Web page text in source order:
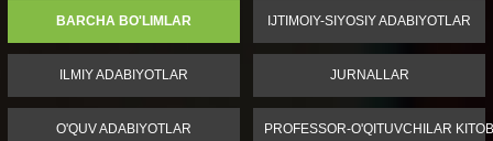
BARCHA BO'LIMLAR IJTIMOIY-SIYOSIY ADABIYOTLAR
ILMIY ADABIYOTLAR JURNALLAR
O'QUV ADABIYOTLAR PROFESSOR-O'QITUVCHILAR